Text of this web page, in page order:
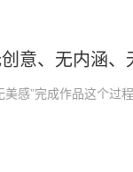
意、无内涵、
感”完成作品这个过